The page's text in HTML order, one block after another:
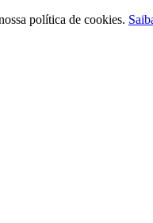
política de cookies.